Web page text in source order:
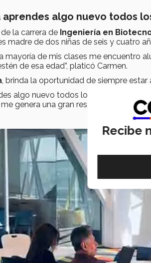
aprendes algo nuevo todos
de la carrera de Ingeniería en
madre de dos niñas de seis y cuatro
mayoría de mis clases me encuentro
de esa edad”, platicó Carmen.
, brinda la oportunidad de siempre
algo nuevo todos los días, de día
genera una gran responsabilidad”,
Recibe